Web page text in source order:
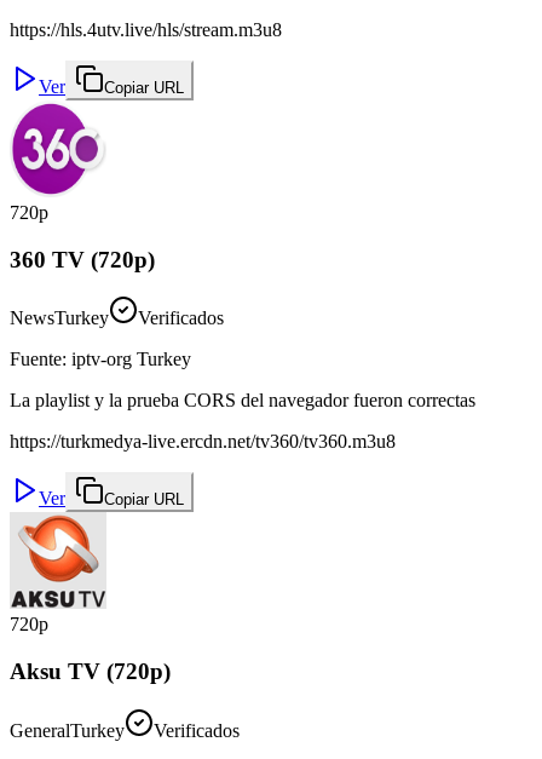
https://hls.4utv.live/hls/stream.m3u8
Ver Copiar URL
720p
360 TV (720p)
NewsTurkey
Verificados
Fuente: iptv-org Turkey
La playlist y la prueba CORS del navegador fueron correctas
https://turkmedya-live.ercdn.net/tv360/tv360.m3u8
Ver Copiar URL
720p
Aksu TV (720p)
GeneralTurkey
Verificados